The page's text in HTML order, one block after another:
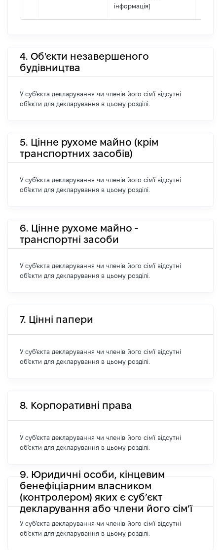
інформація]
4. Об'єкти незавершеного
будівництва
У суб'єкта декларування чи членів його сім'ї відсутні
об'єкти для декларування в цьому розділі.
5. Цінне рухоме майно (крім
транспортних засобів)
У суб'єкта декларування чи членів його сім'ї відсутні
об'єкти для декларування в цьому розділі.
6. Цінне рухоме майно -
транспортні засоби
У суб'єкта декларування чи членів його сім'ї відсутні
об'єкти для декларування в цьому розділі.
7. Цінні папери
У суб'єкта декларування чи членів його сім'ї відсутні
об'єкти для декларування в цьому розділі.
8. Корпоративні права
У суб'єкта декларування чи членів його сім'ї відсутні
об'єкти для декларування в цьому розділі.
9. Юридичні особи, кінцевим
бенефіціарним власником
(контролером) яких є суб’єкт
декларування або члени його сім’ї
У суб'єкта декларування чи членів його сім'ї відсутні
об'єкти для декларування в цьому розділі.